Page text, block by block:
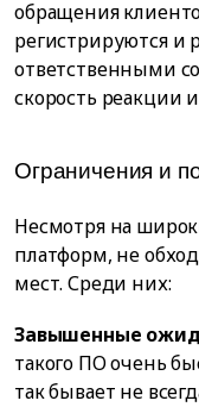
обращения
регистрируются и
ответственными
скорость реакции
Ограничения и
Несмотря на
платформ, не
мест. Среди них:
Завышенные
такого ПО очень
так бывает не